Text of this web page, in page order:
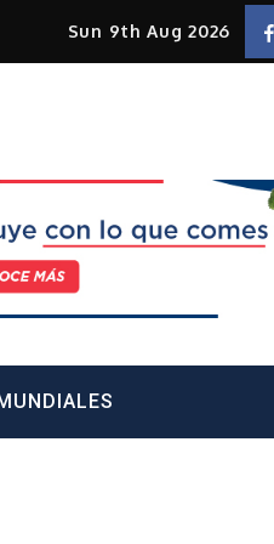
Sun 9th Aug 2026